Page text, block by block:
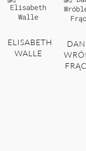
ELISABETH
WALLE